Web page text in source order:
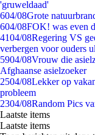
'gruweldaad'
604/08Grote
604/08FOK! was even
4104/08Regering VS
verbergen voor ouders
5904/08Vrouw die
Afghaanse asielzoeker
2504/08Lekker op
probleem
2304/08Random Pics
Laatste items
Laatste items